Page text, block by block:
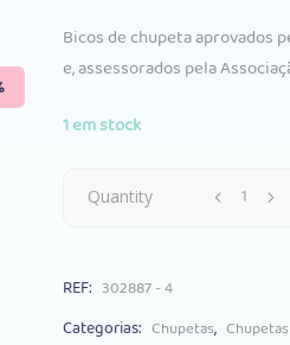
original
era: é:
Bicos de chupeta aprovados
e, assessorados pela
1 em stock
Chupeta
Fusion
Quantity
REF: 302887 - 4
Categorias: Chupetas, Chupetas